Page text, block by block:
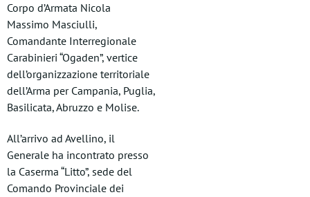
Corpo d’Armata Nicola
Massimo Masciulli,
Comandante Interregionale
Carabinieri “Ogaden”, vertice
dell’organizzazione territoriale
dell’Arma per Campania, Puglia,
Basilicata, Abruzzo e Molise.
All’arrivo ad Avellino, il
Generale ha incontrato presso
la Caserma “Litto”, sede del
Comando Provinciale dei